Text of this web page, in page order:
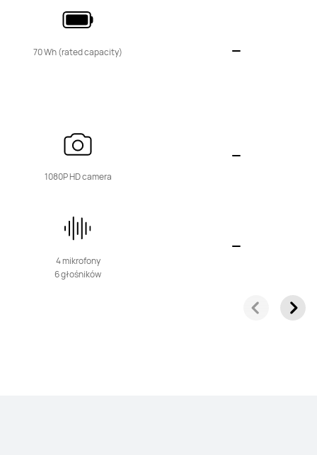
70 Wh (rated capacity)
1080P HD camera
4 mikrofony
6 głośników